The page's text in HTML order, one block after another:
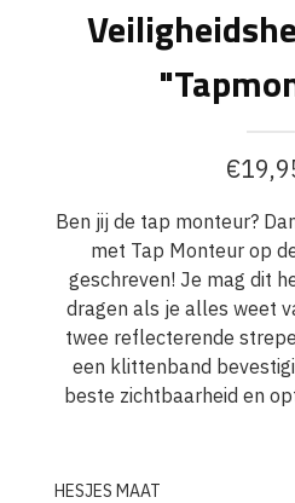
€
Ben jij de tap monteur?
met Tap Monteur op
geschreven! Je mag dit
dragen als je alles weet
twee reflecterende
een klittenband
beste zichtbaarheid en
HESJES MAAT